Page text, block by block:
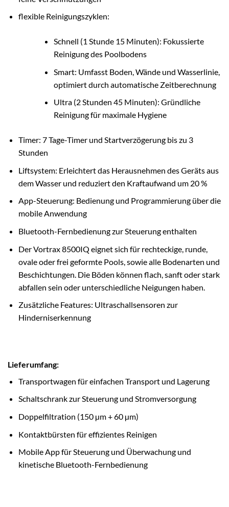
flexible Reinigungszyklen:
Schnell (1 Stunde 15 Minuten): Fokussierte
Reinigung des Poolbodens
Smart: Umfasst Boden, Wände und Wasserlinie,
optimiert durch automatische Zeitberechnung
Ultra (2 Stunden 45 Minuten): Gründliche
Reinigung für maximale Hygiene
Timer: 7 Tage-Timer und Startverzögerung bis zu 3
Stunden
Liftsystem: Erleichtert das Herausnehmen des Geräts aus
dem Wasser und reduziert den Kraftaufwand um 20 %
App-Steuerung: Bedienung und Programmierung über die
mobile Anwendung
Bluetooth-Fernbedienung zur Steuerung enthalten
Der Vortrax 8500IQ eignet sich für rechteckige, runde,
ovale oder frei geformte Pools, sowie alle Bodenarten und
Beschichtungen. Die Böden können flach, sanft oder stark
abfallen sein oder unterschiedliche Neigungen haben.
Zusätzliche Features: Ultraschallsensoren zur
Hinderniserkennung
Lieferumfang:
Transportwagen für einfachen Transport und Lagerung
Schaltschrank zur Steuerung und Stromversorgung
Doppelfiltration (150 µm + 60 µm)
Kontaktbürsten für effizientes Reinigen
Mobile App für Steuerung und Überwachung und
kinetische Bluetooth-Fernbedienung